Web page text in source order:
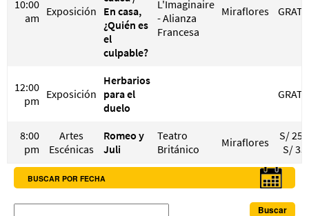
10:00
am Exposición En casa,
¿Quién es
el
culpable?
L'Imaginaire
- Alianza
Francesa
Miraflores
12:00
pm Exposición
Herbarios
para el
duelo
8:00
pm
Artes
Escénicas
Romeo y
Juli
Teatro
Británico
Miraflores
S/ 25
S/ 35
BUSCAR POR FECHA